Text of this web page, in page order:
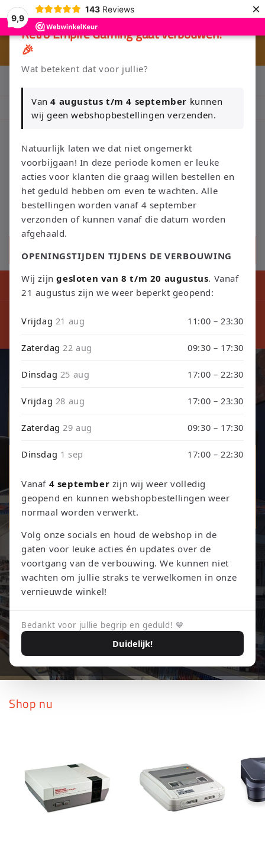
9,9
143 Reviews ×
Meteen
naar de
content
Klik Hier en Verkoop je Game of TCG collectie aan Retro Empire
Nieuw: zoek je Magic-deck automatisch op in onze voorraad.
Winkelwagen
Kortingscode tijdens ons verbouwing10% Korting op Games en
Consoles : Verbouwing2026
⚠️ PLEASE NOTE: Orders placed from August 4 through
September 3 will be shipped on September 4 due to our
Retro Games, Consoles & TCG
Ontdek onze collectie retro games, refurbished consoles en
Trading Card Games
TCG Events
Shop nu
Retro Empire Gaming gaat verbouwen!
🎉
Wat betekent dat voor jullie?
Van4 augustus t/m 4 september kunnen
wij geen webshopbestellingen verzenden.
Natuurlijk laten we dat niet ongemerkt
voorbijgaan! In deze periode komen er leuke
acties voor klanten die graag willen bestellen en
het geduld hebben om even te wachten. Alle
bestellingen worden vanaf 4 september
verzonden of kunnen vanaf die datum worden
afgehaald.
OPENINGSTIJDEN TIJDENS DE VERBOUWING
Wij zijngesloten van 8 t/m 20 augustus. Vanaf
21 augustus zijn we weer beperkt geopend:
Vrijdag 21 aug 11:00 – 23:30
Zaterdag22 aug 09:30 – 17:30
Dinsdag 25 aug 17:00 – 22:30
Vrijdag 28 aug 17:00 – 23:30
Zaterdag29 aug 09:30 – 17:30
Dinsdag 1 sep 17:00 – 22:30
Vanaf 4 september zijn wij weer volledig
geopend en kunnen webshopbestellingen weer
normaal worden verwerkt.
Volg onze socials en houd de webshop in de
gaten voor leuke acties én updates over de
voortgang van de verbouwing. We kunnen niet
wachten om jullie straks te verwelkomen in onze
vernieuwde winkel!
Bedankt voor jullie begrip en geduld! 💙
Duidelijk!